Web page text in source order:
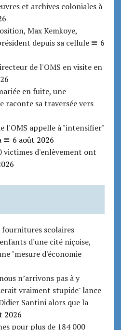
et archives coloniales à
Max Kemkoye,
depuis sa cellule
6
de l'OMS en visite en
en fuite, une
raconte sa traversée vers
l'OMS appelle à "intensifier"
6 août 2026
victimes d'enlèvement ont
scolaires
d'une cité niçoise,
"mesure d'économie
n’arrivons pas à y
vraiment stupide" lance
Santini alors que la
2026
pour plus de 184 000